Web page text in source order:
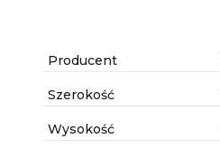
Producent
Szerokość
Wysokość